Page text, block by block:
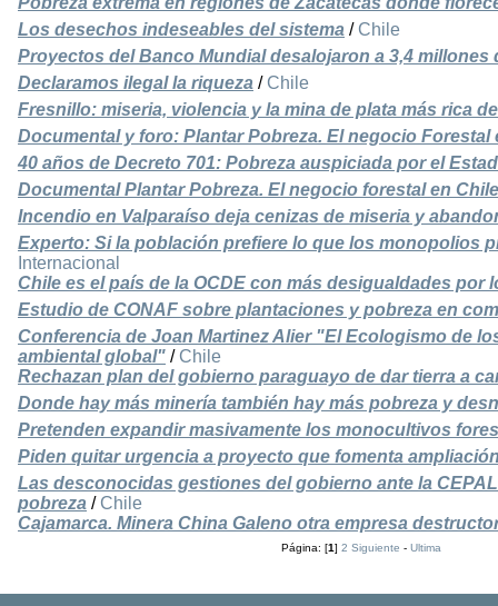
Los desechos indeseables del sistema / Chile
Proyectos del Banco Mundial desalojaron a 3,4 millones
Declaramos ilegal la riqueza / Chile
Fresnillo: miseria, violencia y la mina de plata más rica
Documental y foro: Plantar Pobreza. El negocio Forestal
40 años de Decreto 701: Pobreza auspiciada por el
Documental Plantar Pobreza. El negocio forestal en Chile
Incendio en Valparaíso deja cenizas de miseria y
Experto: Si la población prefiere lo que los monopolios
Internacional
Chile es el país de la OCDE con más desigualdades por
Estudio de CONAF sobre plantaciones y pobreza en
Conferencia de Joan Martinez Alier "El Ecologismo de
ambiental global" / Chile
Rechazan plan del gobierno paraguayo de dar tierra a
Donde hay más minería también hay más pobreza y
Pretenden expandir masivamente los monocultivos
Piden quitar urgencia a proyecto que fomenta
Las desconocidas gestiones del gobierno ante la
pobreza / Chile
Cajamarca. Minera China Galeno otra empresa
Página: [1]2 Siguiente -Ultima